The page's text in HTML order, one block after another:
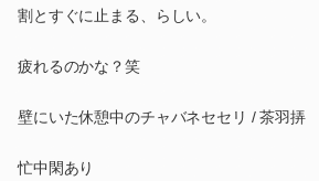
割とすぐに止まる、らしい。
疲れるのかな？笑
壁にいた休憩中のチャバネセセリ / 茶羽挵
忙中閑あり